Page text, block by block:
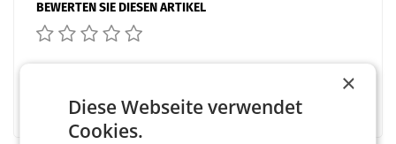
BEWERTEN SIE DIESEN ARTIKEL
×
Diese Webseite verwendet
Cookies.